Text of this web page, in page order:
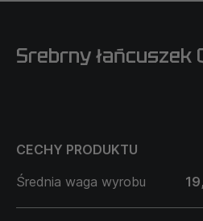
Srebrny łańcuszek
CECHY PRODUKTU
Średnia waga wyrobu